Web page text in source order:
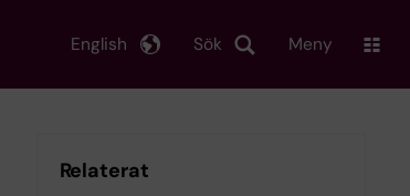
Sök
English Meny
Relaterat